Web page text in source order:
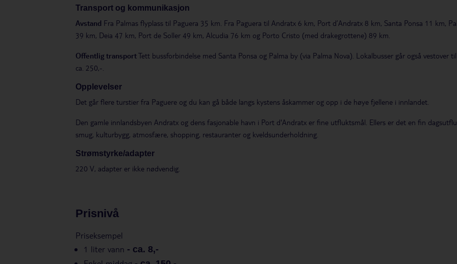
Transport og kommunikasjon
Avstand Fra Palmas flyplass til Paguera 35 km. Fra Paguera til Andratx 6 km, Port d’Andratx 8 km, Santa Ponsa 11 km,
39 km, Deia 47 km, Port de Soller 49 km, Alcudia 76 km og Porto Cristo (med drakegrottene) 89 km.
Offentlig transportTett bussforbindelse med Santa Ponsa og Palma by (via Palma Nova). Lokalbusser går også vestover
ca. 250,-.
Opplevelser
Det går flere turstier fra Paguere og du kan gå både langs kystens åskammer og opp i de høye fjellene i innlandet.
Den gamle innlandsbyen Andratx og dens fasjonable havn i Port d'Andratx er fine utfluktsmål. Ellers er det en fin
smug, kulturbygg, atmosfære, shopping, restauranter og kveldsunderholdning.
Strømstyrke/adapter
220 V, adapter er ikke nødvendig.
Prisnivå
Priseksempel
1 liter vann - ca. 8,-